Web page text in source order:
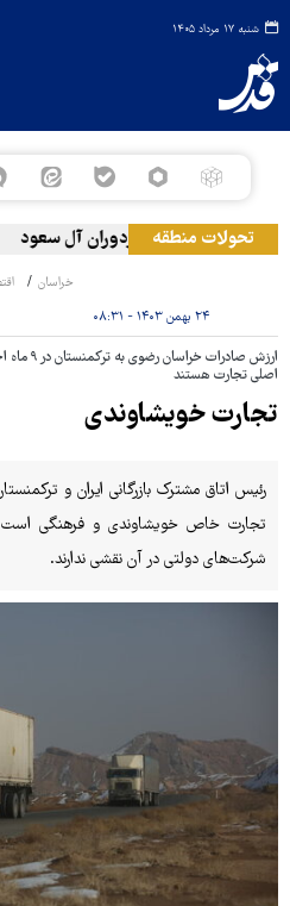
شنبه ۱۷ مرداد ۱۴۰۵
تحولات منطقه
یمن به مواضع مزدوران آل سعود
خراسان
۲۴ بهمن ۱۴۰۳ - ۰۸:۳۱
اصلی تجارت هستند
تجارت خویشاوندی
رئیس اتاق مشترک بازرگانی ایران و
تجارت خاص خویشاوندی و فرهنگی است
شرکت‌های دولتی در آن نقشی ندارند.